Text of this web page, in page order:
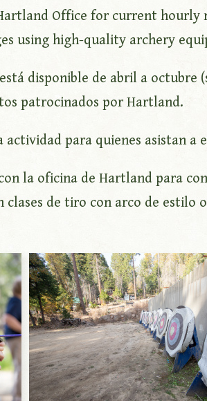
Office for current
using high-quality archery
disponible de abril a
patrocinados por Hartland.
para quienes asistan a
la oficina de Hartland para
de tiro con arco de